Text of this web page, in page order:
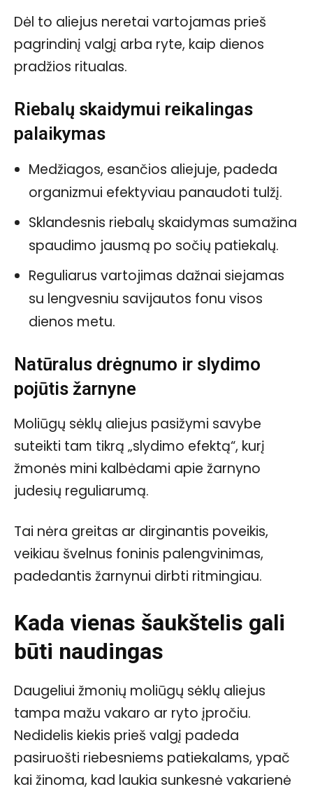
Dėl to aliejus neretai vartojamas prieš
pagrindinį valgį arba ryte, kaip dienos
pradžios ritualas.
Riebalų skaidymui reikalingas
palaikymas
Medžiagos, esančios aliejuje, padeda
organizmui efektyviau panaudoti tulžį.
Sklandesnis riebalų skaidymas sumažina
spaudimo jausmą po sočių patiekalų.
Reguliarus vartojimas dažnai siejamas
su lengvesniu savijautos fonu visos
dienos metu.
Natūralus drėgnumo ir slydimo
pojūtis žarnyne
Moliūgų sėklų aliejus pasižymi savybe
suteikti tam tikrą „slydimo efektą“, kurį
žmonės mini kalbėdami apie žarnyno
judesių reguliarumą.
Tai nėra greitas ar dirginantis poveikis,
veikiau švelnus foninis palengvinimas,
padedantis žarnynui dirbti ritmingiau.
Kada vienas šaukštelis gali
būti naudingas
Daugeliui žmonių moliūgų sėklų aliejus
tampa mažu vakaro ar ryto įpročiu.
Nedidelis kiekis prieš valgį padeda
pasiruošti riebesniems patiekalams, ypač
kai žinoma, kad laukia sunkesnė vakarienė